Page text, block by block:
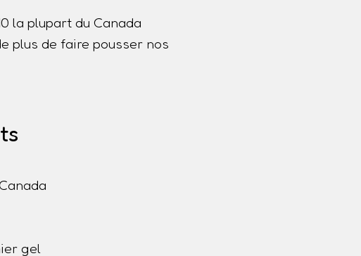
la plupart du Canada
plus de faire pousser nos
gel